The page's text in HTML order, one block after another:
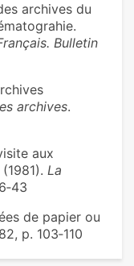
archives du
Bulletin
archives.
aux
La
de papier ou
p. 103‑110